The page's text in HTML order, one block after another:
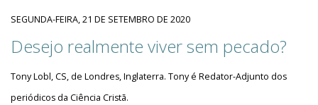
SEGUNDA-FEIRA, 21 DE SETEMBRO DE 2020
Desejo realmente viver sem pecado?
Tony Lobl, CS, de Londres, Inglaterra. Tony é Redator-Adjunto dos
periódicos da Ciência Cristã.